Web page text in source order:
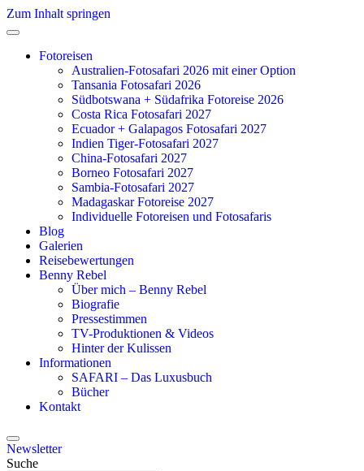
Zum Inhalt springen
Fotoreisen
Australien-Fotosafari 2026 mit einer Option
Tansania Fotosafari 2026
Südbotswana + Südafrika Fotoreise 2026
Costa Rica Fotosafari 2027
Ecuador + Galapagos Fotosafari 2027
Indien Tiger-Fotosafari 2027
China-Fotosafari 2027
Borneo Fotosafari 2027
Sambia-Fotosafari 2027
Madagaskar Fotoreise 2027
Individuelle Fotoreisen und Fotosafaris
Blog
Galerien
Reisebewertungen
Benny Rebel
Über mich – Benny Rebel
Biografie
Pressestimmen
TV-Produktionen & Videos
Hinter der Kulissen
Informationen
SAFARI – Das Luxusbuch
Bücher
Kontakt
Newsletter
Suche